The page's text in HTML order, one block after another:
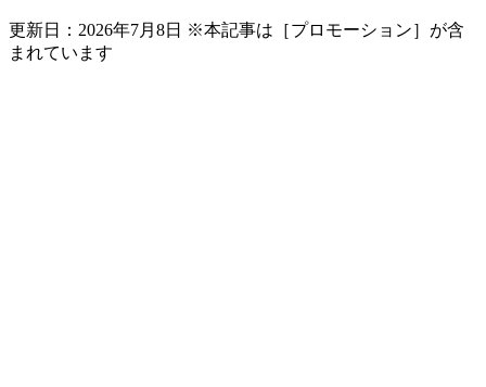
更新日： 2026年7月8日 ※本記事は［プロモーション］が含
まれています